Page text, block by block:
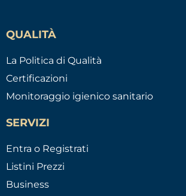
QUALITÀ
La Politica di Qualità
Certificazioni
Monitoraggio igienico sanitario
SERVIZI
Entra o Registrati
Listini Prezzi
Business